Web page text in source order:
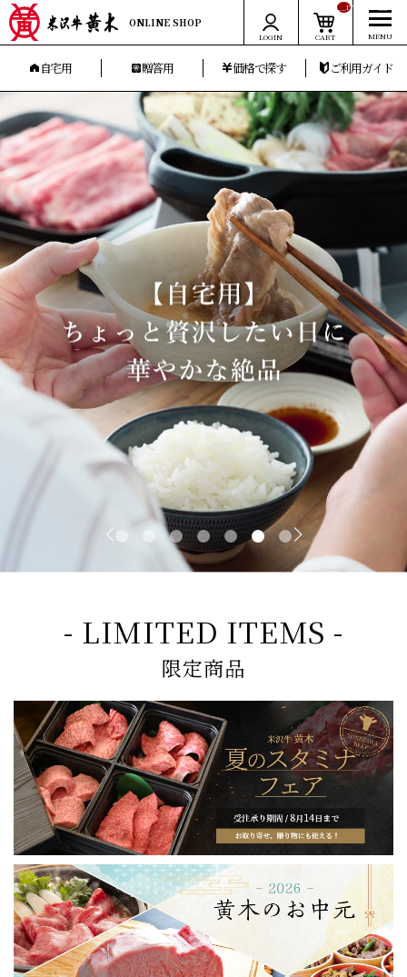
ONLINE SHOP
LOGIN CART
__ITM_CNT__
自宅用 贈答用 価格で探す ご利用ガイド
- LIMITED ITEMS -
限定商品